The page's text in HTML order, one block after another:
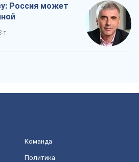
Россия может
т.
Команда
Политика